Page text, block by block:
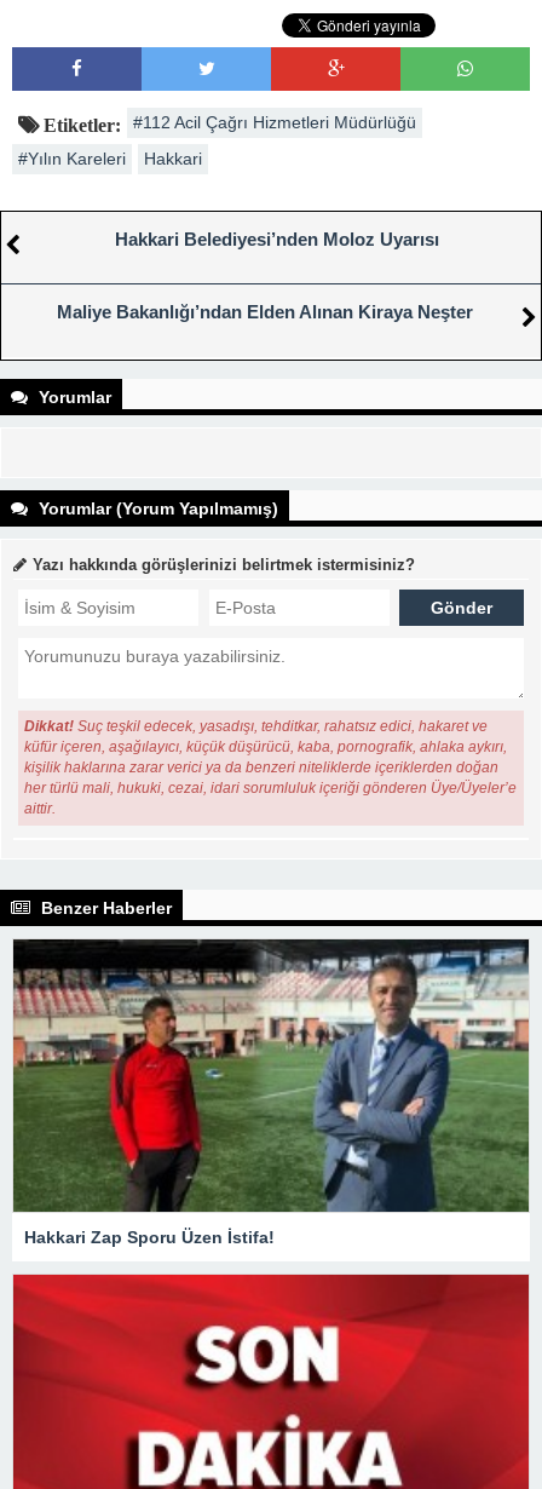
Etiketler:
#112 Acil Çağrı Hizmetleri Müdürlüğü
#Yılın Kareleri
Hakkari
Hakkari Belediyesi’nden Moloz Uyarısı
Maliye Bakanlığı’ndan Elden Alınan Kiraya Neşter
Yorumlar
Yorumlar (Yorum Yapılmamış)
Yazı hakkında görüşlerinizi belirtmek istermisiniz?
Dikkat! Suç teşkil edecek, yasadışı, tehditkar, rahatsız edici, hakaret ve
küfür içeren, aşağılayıcı, küçük düşürücü, kaba, pornografik, ahlaka aykırı,
kişilik haklarına zarar verici ya da benzeri niteliklerde içeriklerden doğan
her türlü mali, hukuki, cezai, idari sorumluluk içeriği gönderen Üye/Üyeler’e
aittir.
Benzer Haberler
Hakkari Zap Sporu Üzen İstifa!